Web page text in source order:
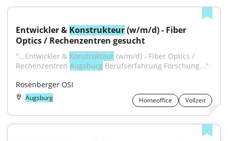
Entwickler & Konstrukteur (w/m/d) - Fiber
Optics / Rechenzentren gesucht
"...Entwickler & Konstrukteur (w/m/d) - Fiber Optics /
Rechenzentren Augsburg Berufserfahrung Forschung..."
Rosenberger OSI
Augsburg Homeoffice Vollzeit